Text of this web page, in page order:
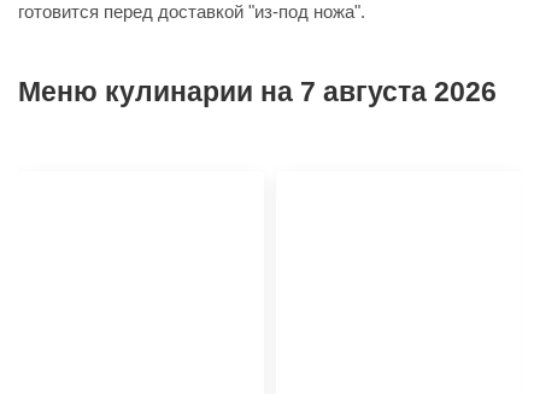
готовится перед доставкой "из-под ножа".
Меню кулинарии на 7 августа 2026